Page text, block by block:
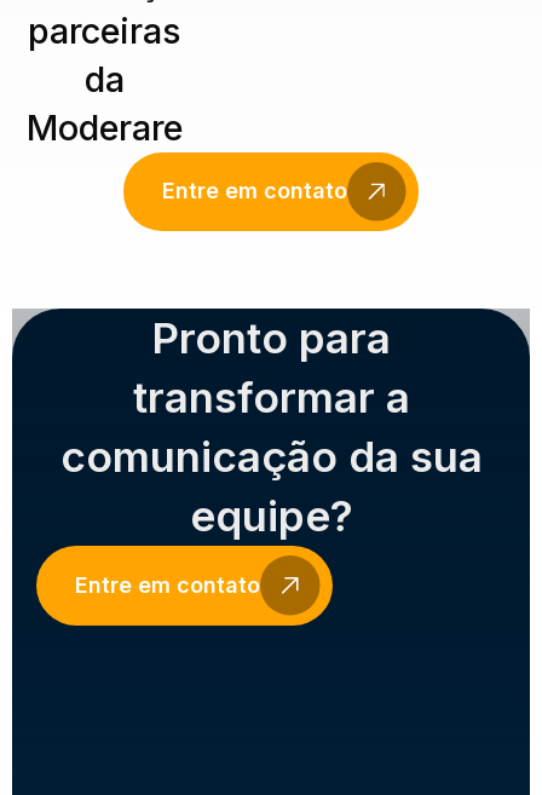
parceiras
da
Moderare
Entre em contato
Pronto para
transformar a
comunicação da sua
equipe?
Entre em contato